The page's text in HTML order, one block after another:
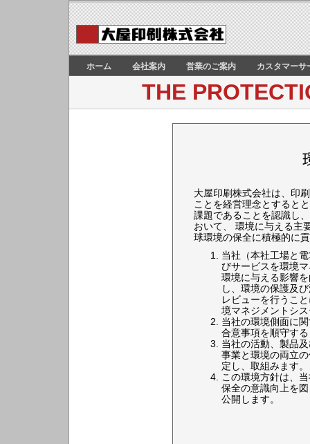
ホーム 会社案内 営業のご案内 カスタマーサ
THE
大屋印刷株式会社は、印
ことを経営理念とすると
課題であることを認識し
おいて、 環境に与える主
球環境の保全に積極的に
当社（本社工場と
びサービスを環境
環境に与える影響
し、環境の保護及
レビューを行うこ
境マネジメントシ
当社の環境側面に
合意事項を順守す
当社の活動、製品
事業と環境の両立
定し、取組みます。
この環境方針は、
保全の意識向上を
公開します。